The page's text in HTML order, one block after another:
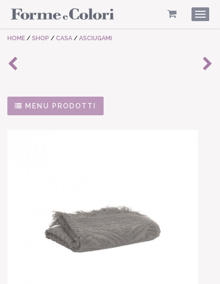
HOME / SHOP / CASA / ASCIUGAMI
MENU PRODOTTI